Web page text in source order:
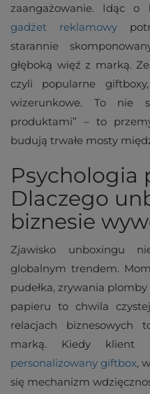
zaangażowanie. Idąc o
gadżet reklamowy
starannie
głęboką więź z marką.
czyli popularne
wizerunkowe. To nie
produktami” – to
budują trwałe mosty
Psychologia
Dlaczego
biznesie
Zjawisko unboxingu
globalnym trendem.
pudełka, zrywania
papieru to chwila
relacjach
marką. Kiedy klient
personalizowany giftbox,
się mechanizm